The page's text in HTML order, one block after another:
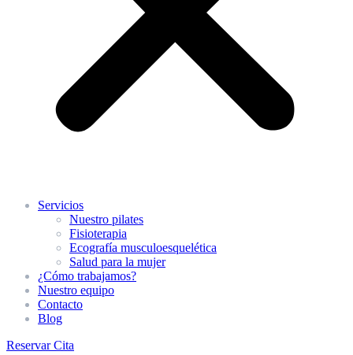
Servicios
Nuestro pilates
Fisioterapia
Ecografía musculoesquelética
Salud para la mujer
¿Cómo trabajamos?
Nuestro equipo
Contacto
Blog
Reservar Cita